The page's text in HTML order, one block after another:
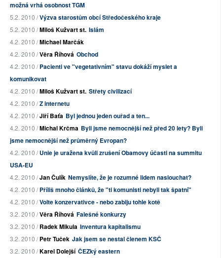
možná vrhá osobnost TGM
5.2. 2010 /Výzva starostům obcí Středočeského kraje
5.2. 2010 /Miloš Kužvart st. Islám
4.2. 2010 /Michael Marčák
4.2. 2010 /Věra Říhová Obchod
4.2. 2010 /Pacienti ve "vegetativním" stavu dokáží myslet a
komunikovat
4.2. 2010 /Miloš Kužvart st. Střety civilizací
4.2. 2010 /Z internetu
4.2. 2010 /Jiří Baťa Byl jednou jeden ouřad a ten...
4.2. 2010 /Michal Krčma Byli jsme nemocnější než před 20 lety? Byli
jsme nemocnější než průměrný Evropan?
4.2. 2010 /Unie je uražena kvůli zrušení Obamovy účasti na summitu
USA-EU
4.2. 2010 /Jan Čulík Nemyslíte, že je rozumné lidem naslouchat?
4.2. 2010 /Příliš mnoho článků, že "ti komunisti nebyli tak špatní"
4.2. 2010 /Volte konzervativce - nebo zabiju tohle kotě
3.2. 2010 /Věra Říhová Falešné konkurzy
3.2. 2010 /Radek Mikula Inventura kapitalismu
3.2. 2010 /Petr Tuček Jak jsem se nestal členem KSČ
3.2. 2010 /Karel Dolejší ČEZký eastern